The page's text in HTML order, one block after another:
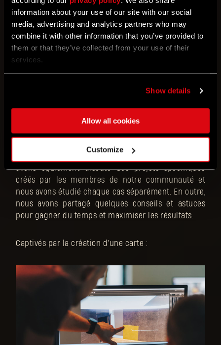
information about your use of our site with our social
media, advertising and analytics partners who may
combine it with other information that you’ve provided to
them or that they’ve collected from your use of their
services.
Show details
Allow all cookies
Customize
qu'on se connaissait depuis toujours, même si nos
discussions précédentes n'avaient eu lieu qu'en
ligne. »
Durant la première partie des ateliers, nous nous
sommes concentrés sur la théorie : ce qui entre
les plus importants pour qu'elle soit réussie. Par
exemple, il n'est en réalité pas nécessaire de se
triturer pendant 20 heures pour trouver le scénario
parfait pour que les gens aient envie d'y jouer.
fun, à condition qu'elle soit bien exécutée. Nous
avons également discuté des projets spécifiques
créés par les membres de notre communauté et
nous avons étudié chaque cas séparément. En outre,
nous avons partagé quelques conseils et astuces
pour gagner du temps et maximiser les résultats.
Captivés par la création d'une carte :